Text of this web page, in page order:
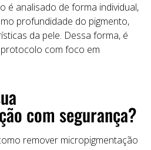
é analisado de forma individual,
profundidade do pigmento,
da pele. Dessa forma, é
com foco em
com segurança?
remover micropigmentação